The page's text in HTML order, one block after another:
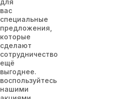
для
вас
специальные
предложения,
которые
сделают
сотрудничество
ещё
выгоднее.
воспользуйтесь
нашими